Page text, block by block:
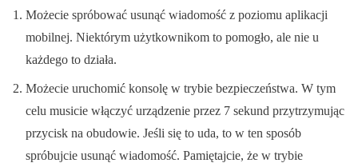
Możecie spróbować usunąć wiadomość z poziomu aplikacji
mobilnej. Niektórym użytkownikom to pomogło, ale nie u
każdego to działa.
Możecie uruchomić konsolę w trybie bezpieczeństwa. W tym
celu musicie włączyć urządzenie przez 7 sekund przytrzymując
przycisk na obudowie. Jeśli się to uda, to w ten sposób
spróbujcie usunąć wiadomość. Pamiętajcie, że w trybie